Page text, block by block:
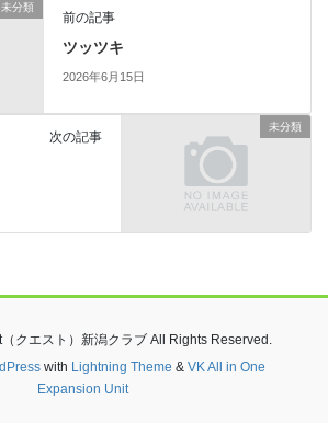
未分類
前の記事
ツッツキ
2026年6月15日
未分類
次の記事
クエスト）新潟クラブ All Rights Reserved.
with Lightning Theme & VK All in One
Expansion Unit